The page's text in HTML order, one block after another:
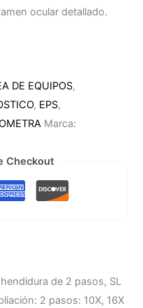
ocular detallado.
DE EQUIPOS,
, EPS,
Marca:
Checkout
de 2 pasos, SL
2 pasos: 10X, 16X